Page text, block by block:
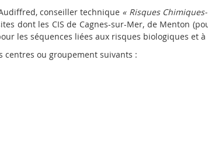
conseiller technique « Risques Chimiques-
dont les CIS de Cagnes-sur-Mer, de Menton
les séquences liées aux risques biologiques et
centres ou groupement suivants :